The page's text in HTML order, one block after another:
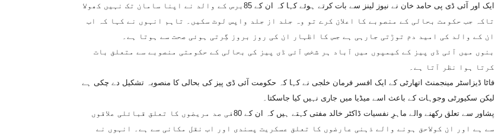
ایک اور آئی ڈی پی حامد خان نے نیوز لینز سے بات کرتے ہوئے کہا کہ ان کے 85برس کے والد نے اپنا سامان تک نہیں کھولا
تاکہ جب حکومت بحالی کے منصوبے کا اعلان کرے تو وہ جلد از جلد واپس لوٹ سکیں۔ تاہم انہوں نے کہا کہ اب
ان کے والد کی امید دم توڑتی جارہی ہے جس کا اظہار ان کی روز بروز گِرتی ہوئی صحت سے ہوتا ہے۔
بنوں میں آئی ڈی پیز کے کیمپوں میں آباد ہر شخص آئی ڈی پیز کی بحالی کے حکومتی منصوبے سے متعلق بات
کرتا ہوا نظر آتا ہے۔
فاٹا ڈیزاسٹر مینجمنٹ اتھارٹی کے ایک افسر فرمان خلجی نے کہا کہ حکومت آئی ڈی پیز کی بحالی کا منصوبہ تشکیل دے چکی ہے
لیکن سکیورٹی وجوہات کے باعث اسے میڈیا میں جاری نہیں کیا جاسکتا۔
پشاور سے تعلق رکھنے والے ماہرِ نفسیات ڈاکٹر خالد مفتی کہتے ہیں کہ ان کے 80فی صد مریضوں کا تعلق قبائلی علاقوں
سے ہے اور ان کولاحق ہونے والے ذہنی عارضوں کا تعلق عسکریت پسندی اور اب نقل مکانی سے ہے۔ انہوں نے